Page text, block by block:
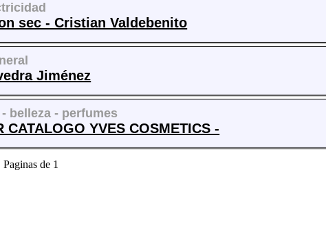
sec - Cristian Valdebenito
Jiménez
belleza - perfumes
CATALOGO YVES COSMETICS -
Paginas de 1